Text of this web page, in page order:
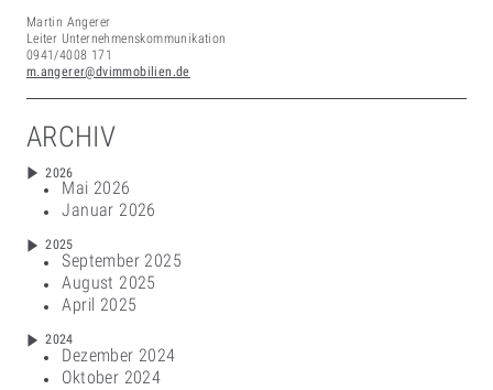
Martin Angerer
Leiter Unternehmenskommunikation
0941/4008 171
m.angerer@dvimmobilien.de
ARCHIV
2026
Mai 2026
Januar 2026
2025
September 2025
August 2025
April 2025
2024
Dezember 2024
Oktober 2024